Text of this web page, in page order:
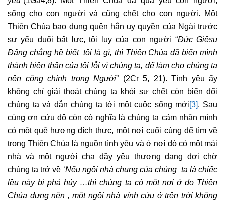
sống cho con người và cũng chết cho con người. Một
Thiên Chúa bao dung quên hẳn uy quyền của Ngài trước
sự yếu đuối bất lực, tội lụy của con người “Đức Giêsu
Đấng chẳng hề biết tội là gì, thì Thiên Chúa đã biến mình
thành hiện thân của tội lỗi vì chúng ta, để làm cho chúng ta
nên công chính trong Người” (2Cr 5, 21). Tình yêu ấy
không chỉ giải thoát chúng ta khỏi sự chết còn biến đổi
chúng ta và dẫn chúng ta tới một cuộc sống mới[3]. Sau
cùng ơn cứu độ còn có nghĩa là chúng ta cảm nhận mình
có một quê hương đích thực, một nơi cuối cùng để tìm về
trong Thiên Chúa là nguồn tình yêu và ở nơi đó có một mái
nhà và một người cha đầy yêu thương đang đợi chờ
chúng ta trở về ‘Nếu ngôi nhà chung của chúng ta là chiếc
lều này bị phá hủy …thì chúng ta có một nơi ở do Thiên
Chúa dựng nên , một ngôi nhà vỉnh cửu ở trên trời không